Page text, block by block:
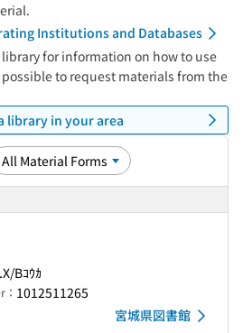
Institutions and Databases
for information on how to use
to request materials from the
library in your area
Bｺｳｶ
1012511265
宮城県図書館